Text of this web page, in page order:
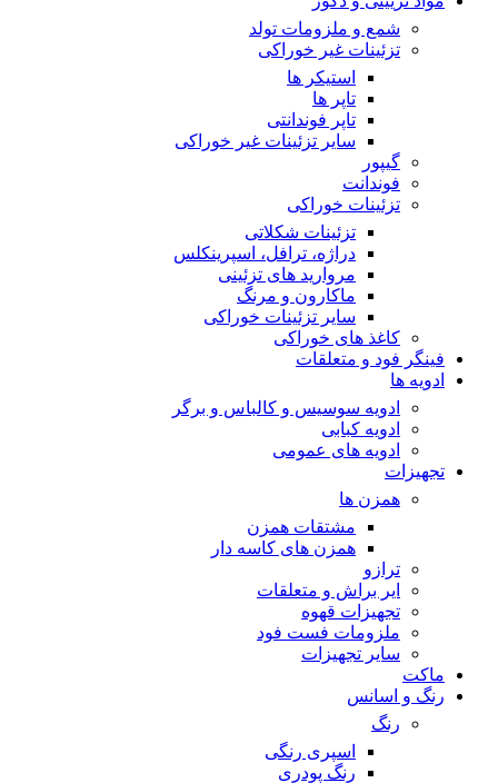
شمع و ملزومات تولد
تزئینات غیر خوراکی
استیکر ها
تاپر ها
تاپر فوندانتی
سایر تزئینات غیر خوراکی
گیپور
فوندانت
تزئینات خوراکی
تزئینات شکلاتی
دراژه، ترافل، اسپرینکلس
مروارید های تزئینی
ماکارون و مرنگ
سایر تزئینات خوراکی
کاغذ های خوراکی
فینگر فود و متعلقات
ادویه ها
ادویه سوسیس و کالباس و برگر
ادویه کبابی
ادویه های عمومی
تجهیزات
همزن ها
مشتقات همزن
همزن های کاسه دار
ترازو
ایر براش و متعلقات
تجهیزات قهوه
ملزومات فست فود
سایر تجهیزات
ماکت
رنگ و اسانس
رنگ
اسپری رنگی
رنگ پودری